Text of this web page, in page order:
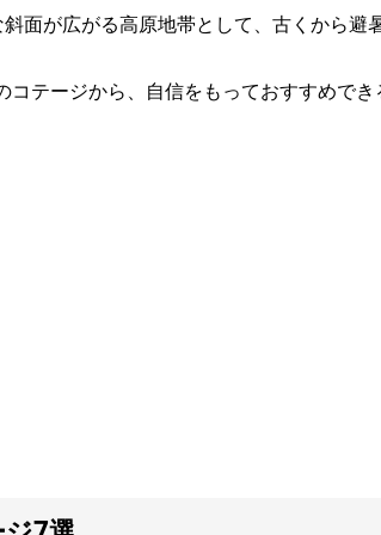
面が広がる高原地帯として、古くから避
テージから、自信をもっておすすめでき